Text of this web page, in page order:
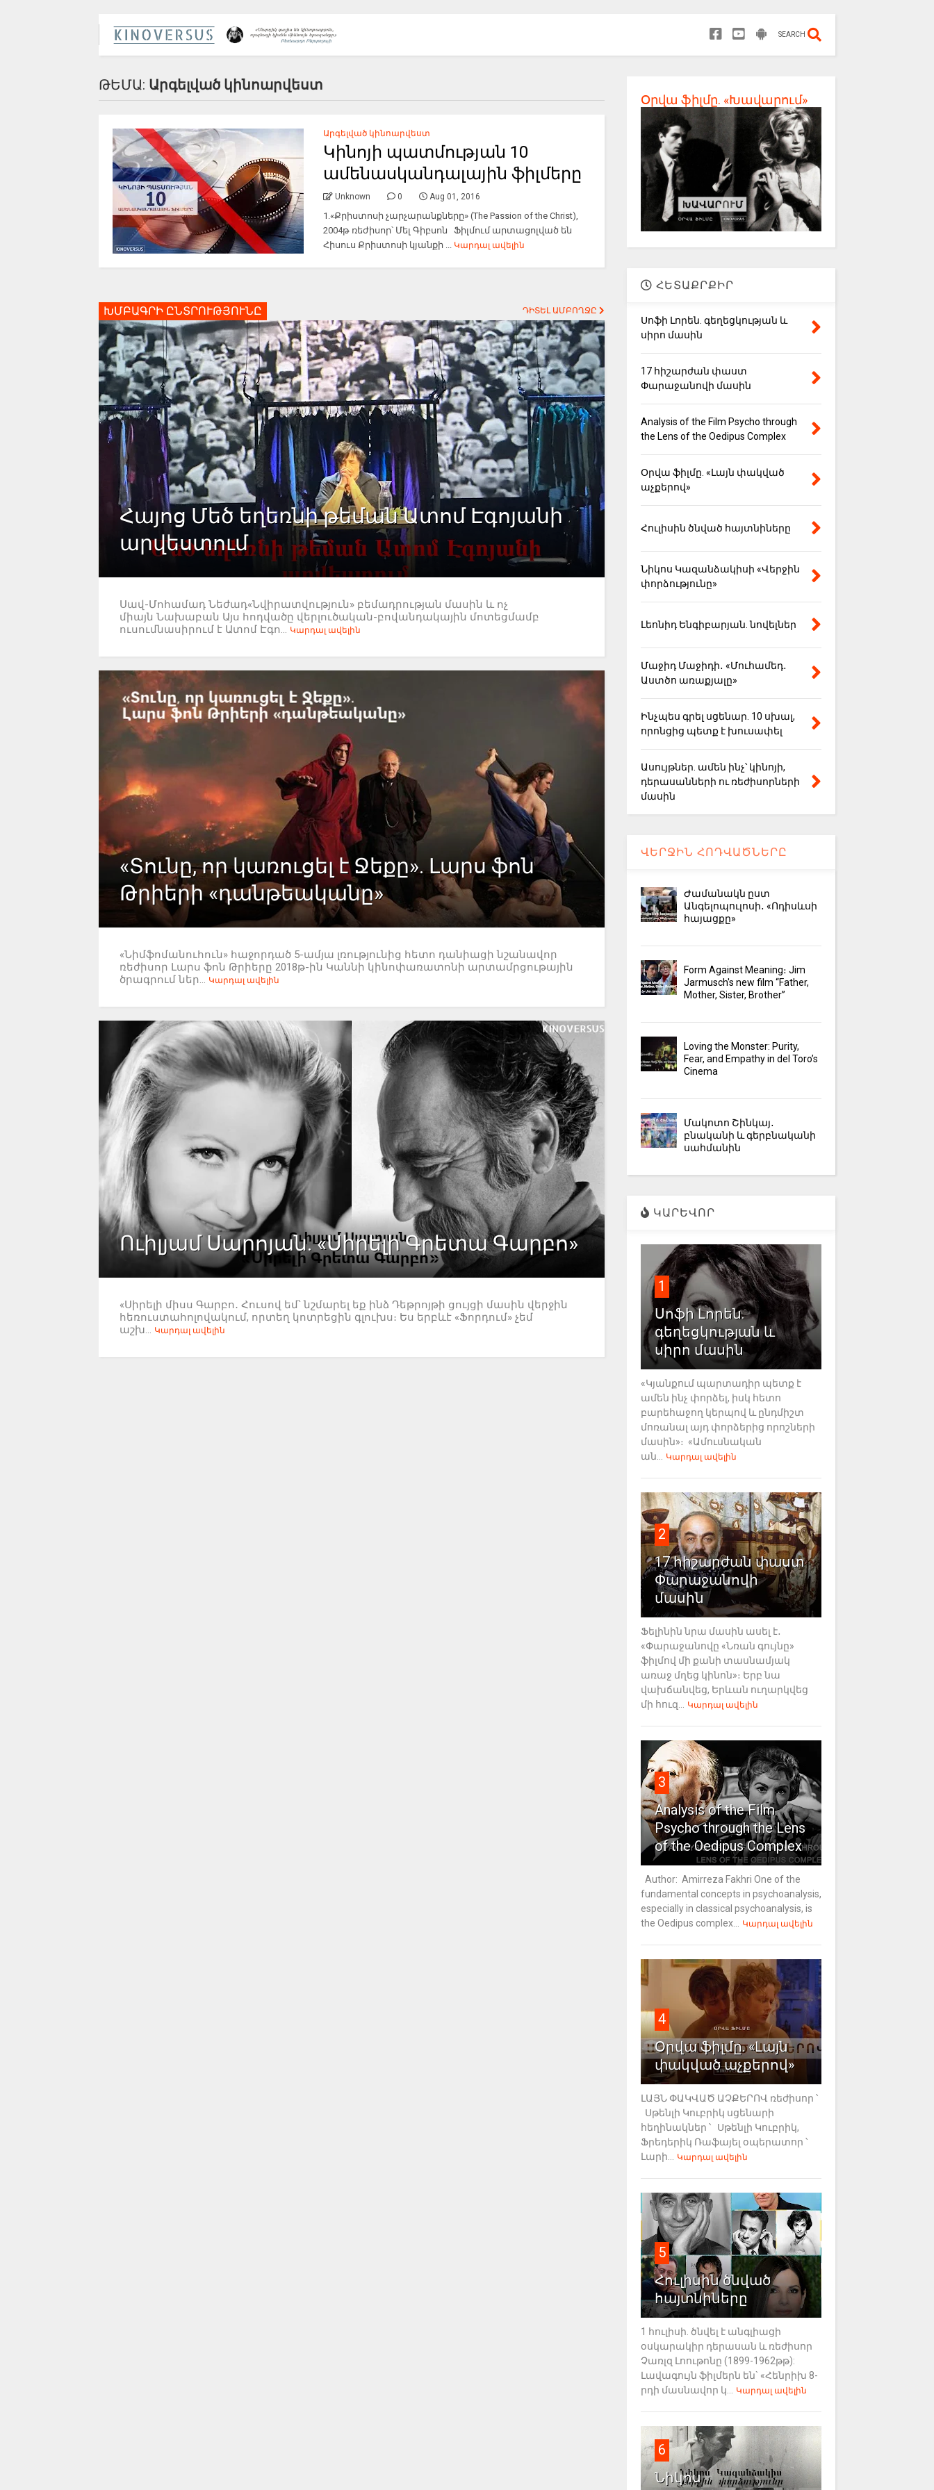
SEARCH
ԹԵՄԱ: Արգելված կինոարվեստ
Արգելված կինոարվեստ
Կինոյի պատմության 10
ամենասկանդալային ֆիլմերը
Unknown 0 Aug 01, 2016
1.«Քրիստոսի չարչարանքները» (The Passion of the Christ),
2004թ ռեժիսոր՝ Մել Գիբսոն Ֆիլմում արտացոլված են
Հիսուս Քրիստոսի կյանքի ... Կարդալ ավելին
ԽՄԲԱԳՐԻ ԸՆՏՐՈՒԹՅՈՒՆԸ ԴԻՏԵԼ ԱՄԲՈՂՋԸ
Հայոց Մեծ եղեռնի թեման Ատոմ Էգոյանի
արվեստում
Սավ-Մոհամադ Նեժադ«Նվիրատվություն» բեմադրության մասին և ոչ
միայն Նախաբան Այս հոդվածը վերլուծական-բովանդակային մոտեցմամբ
ուսումնասիրում է Ատոմ Էգո... Կարդալ ավելին
«Տունը, որ կառուցել է Ջեքը». Լարս ֆոն
Թրիերի «դանթեականը»
«Նիմֆոմանուհուն» հաջորդած 5-ամյա լռությունից հետո դանիացի նշանավոր
ռեժիսոր Լարս ֆոն Թրիերը 2018թ-ին Կաննի կինոփառատոնի արտամրցութային
ծրագրում ներ... Կարդալ ավելին
Ուիլյամ Սարոյան. «Սիրելի Գրետա Գարբո»
«Սիրելի միսս Գարբո․ Հուսով եմ՝ նշմարել եք ինձ Դեթրոյթի ցույցի մասին վերջին
հեռուստահոլովակում, որտեղ կոտրեցին գլուխս։ Ես երբևէ «Ֆորդում» չեմ
աշխ... Կարդալ ավելին
Օրվա ֆիլմը. «Խավարում»
ՀԵՏԱՔՐՔԻՐ
Սոֆի Լորեն. գեղեցկության և
սիրո մասին
17 հիշարժան փաստ
Փարաջանովի մասին
Analysis of the Film Psycho through
the Lens of the Oedipus Complex
Օրվա ֆիլմը. «Լայն փակված
աչքերով»
Հուլիսին ծնված հայտնիները
Նիկոս Կազանձակիսի «Վերջին
փորձությունը»
Լեոնիդ Ենգիբարյան. նովելներ
Մաջիդ Մաջիդի․ «Մուհամեդ․
Աստծո առաքյալը»
Ինչպես գրել սցենար. 10 սխալ,
որոնցից պետք է խուսափել
Ասույթներ. ամեն ինչ՝ կինոյի,
դերասանների ու ռեժիսորների
մասին
ՎԵՐՋԻՆ ՀՈԴՎԱԾՆԵՐԸ
Ժամանակն ըստ
Անգելոպուլոսի․ «Ոդիսևսի
հայացքը»
Form Against Meaning։ Jim
Jarmusch's new film “Father,
Mother, Sister, Brother”
Loving the Monster: Purity,
Fear, and Empathy in del Toro’s
Cinema
Մակոտո Շինկայ․
բնականի և գերբնականի
սահմանին
ԿԱՐԵՎՈՐ
1
Սոֆի Լորեն.
գեղեցկության և
սիրո մասին
«Կյանքում պարտադիր պետք է
ամեն ինչ փորձել, իսկ հետո
բարեհաջող կերպով և ընդմիշտ
մոռանալ այդ փորձերից որոշների
մասին»։ «Ամուսնական
ան...
Կարդալ ավելին
2
17 հիշարժան փաստ
Փարաջանովի
մասին
Ֆելինին նրա մասին ասել է․
«Փարաջանովը «Նռան գույնը»
ֆիլմով մի քանի տասնամյակ
առաջ մղեց կինոն»։ Երբ նա
վախճանվեց, Երևան ուղարկվեց
մի հուզ...
Կարդալ ավելին
3
Analysis of the Film
Psycho through the Lens
of the Oedipus Complex
Author: Amirreza Fakhri One of the
fundamental concepts in psychoanalysis,
especially in classical psychoanalysis, is
the Oedipus complex...
Կարդալ ավելին
4
Օրվա ֆիլմը. «Լայն
փակված աչքերով»
ԼԱՅՆ ՓԱԿՎԱԾ ԱՉՔԵՐՈՎ ռեժիսոր ՝
Սթենլի Կուբրիկ սցենարի
հեղինակներ ՝ Սթենլի Կուբրիկ,
Ֆրեդերիկ Ռաֆայել օպերատոր ՝
Լարի...
Կարդալ ավելին
5
Հուլիսին ծնված
հայտնիները
1 հուլիսի. ծնվել է անգլիացի
օսկարակիր դերասան և ռեժիսոր
Չառլզ Լոութոնը (1899-1962թթ):
Լավագույն ֆիլմերն են` «Հենրիխ 8-
րդի մասնավոր կ...
Կարդալ ավելին
6
Նիկոս